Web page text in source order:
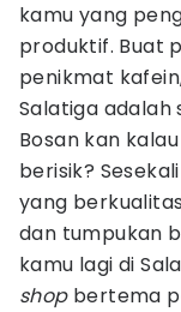
kamu yang
produktif. Buat
penikmat
Salatiga adalah
Bosan kan
berisik?
yang
dan tumpukan
kamu lagi di
shopbertema